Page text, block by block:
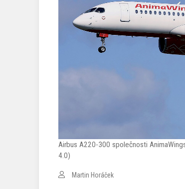
Airbus A220-300 společnosti
4.0)
Martin Horáček